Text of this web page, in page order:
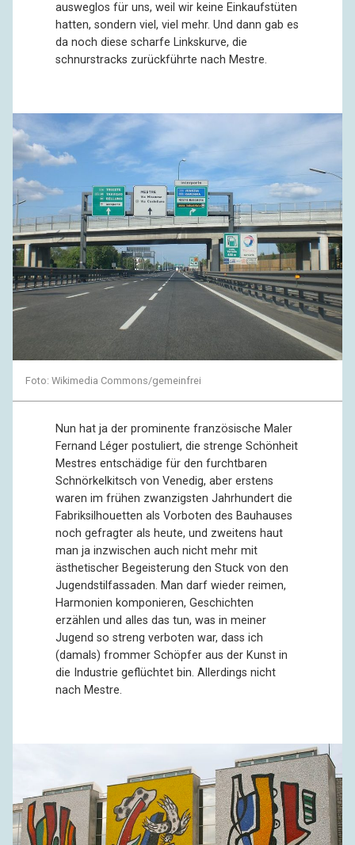
ausweglos für uns, weil wir keine Einkaufstüten
hatten, sondern viel, viel mehr. Und dann gab es
da noch diese scharfe Linkskurve, die
schnurstracks zurückführte nach Mestre.
Foto: Wikimedia Commons/gemeinfrei
Nun hat ja der prominente französische Maler
Fernand Léger postuliert, die strenge Schönheit
Mestres entschädige für den furchtbaren
Schnörkelkitsch von Venedig, aber erstens
waren im frühen zwanzigsten Jahrhundert die
Fabriksilhouetten als Vorboten des Bauhauses
noch gefragter als heute, und zweitens haut
man ja inzwischen auch nicht mehr mit
ästhetischer Begeisterung den Stuck von den
Jugendstilfassaden. Man darf wieder reimen,
Harmonien komponieren, Geschichten
erzählen und alles das tun, was in meiner
Jugend so streng verboten war, dass ich
(damals) frommer Schöpfer aus der Kunst in
die Industrie geflüchtet bin. Allerdings nicht
nach Mestre.